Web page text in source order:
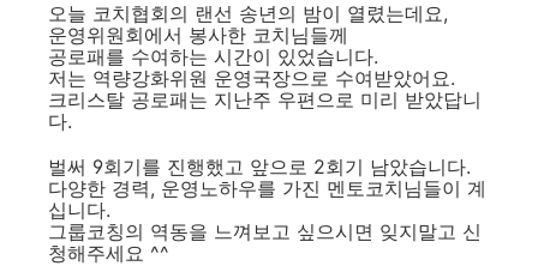
오늘 코치협회의 랜선 송년의 밤이 열렸는데요,
운영위원회에서 봉사한 코치님들께
공로패를 수여하는 시간이 있었습니다.
저는 역량강화위원 운영국장으로 수여받았어요.
크리스탈 공로패는 지난주 우편으로 미리 받았답니
다.
벌써 9회기를 진행했고 앞으로 2회기 남았습니다.
다양한 경력, 운영노하우를 가진 멘토코치님들이 계
십니다.
그룹코칭의 역동을 느껴보고 싶으시면 잊지말고 신
청해주세요 ^^